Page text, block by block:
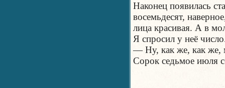
Наконец появилась
восемьдесят,
лица красивая. А в
Я спросил у неё
— Ну, как же, как же,
Сорок седьмое июля